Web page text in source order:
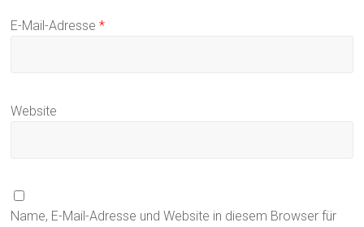
E-Mail-Adresse*
Website
Name, E-Mail-Adresse und Website in diesem Browser für